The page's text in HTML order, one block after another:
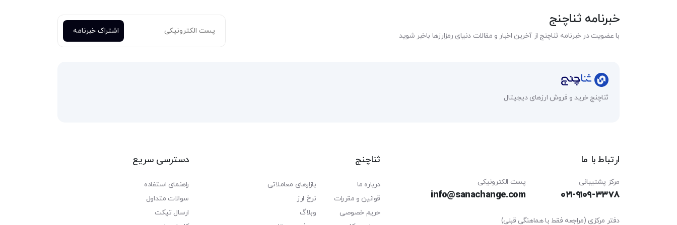
خبرنامه ثناچنج
با عضویت در خبرنامه ثناچنج از آخرین اخبار و مقالات دنیای رمزارزها باخبر شوید
ثناچنج خرید و فروش ارزهای دیجیتال
ارتباط با ما
مرکز پشتیبانی
۰۲۱-۹۱۰۹-۳۳۷۸
پست الکترونیکی
info@sanachange.com
دفتر مرکزی (مراجعه فقط با هماهنگی قبلی)
ثناچنج
درباره ما
قوانین و مقررات
حریم خصوصی
بازارهای معاملاتی
نرخ ارز
وبلاگ
دسترسی سریع
راهنمای استفاده
سوالات متداول
ارسال تیکت